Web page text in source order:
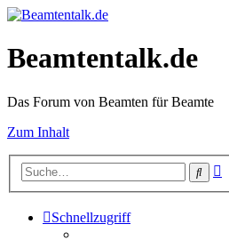
Beamtentalk.de
Das Forum von Beamten für Beamte
Zum Inhalt
Suche
Schnellzugriff